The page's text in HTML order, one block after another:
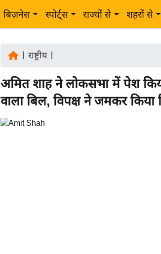
बिज़नेस स्पोर्ट्स राज्यों से शहरों से
राष्ट्रीय|
अमित शाह ने लोकसभा में पेश
वाला बिल, विपक्ष ने जमकर किया